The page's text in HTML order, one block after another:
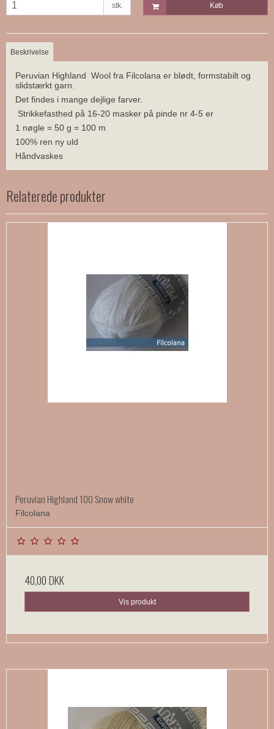
stk. Køb
Beskrivelse
Peruvian Highland Wool fra Filcolana er blødt, formstabilt og
slidstærkt garn.
Det findes i mange dejlige farver.
Strikkefasthed på 16-20 masker på pinde nr 4-5 er
1 nøgle = 50 g = 100 m
100% ren ny uld
Håndvaskes
Relaterede produkter
Peruvian Highland 100 Snow white
Filcolana
40,00 DKK
Vis produkt